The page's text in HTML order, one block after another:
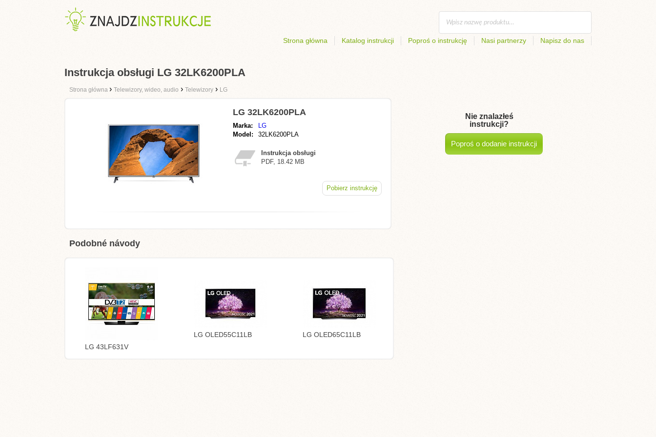
Strona główna Katalog instrukcji Poproś o instrukcję Nasi partnerzy Napisz do nas
Instrukcja obsługi LG 32LK6200PLA
Strona główna › Telewizory, wideo, audio › Telewizory › LG
LG 32LK6200PLA
Marka:
LG
Model:
32LK6200PLA
Instrukcja obsługi
PDF, 18.42 MB
Pobierz instrukcję
Podobné návody
LG 43LF631V
LG OLED55C11LB LG OLED65C11LB
Nie znalazłeś
instrukcji?
Poproś o dodanie instrukcji